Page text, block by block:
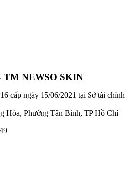
TM NEWSO SKIN
cấp ngày 15/06/2021 tại Sở tài chính
Hòa, Phường Tân Bình, TP Hồ Chí